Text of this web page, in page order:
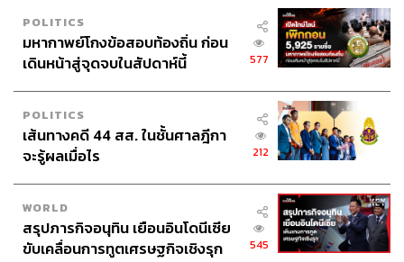
POLITICS
มหากาพย์โกงข้อสอบท้องถิ่น ก่อน
เดินหน้าสู่จุดจบในสัปดาห์นี้
577
POLITICS
เส้นทางคดี 44 สส. ในชั้นศาลฎีกา
จะรู้ผลเมื่อไร
212
WORLD
สรุปภารกิจอนุทิน เยือนอินโดนีเซีย
ขับเคลื่อนการทูตเศรษฐกิจเชิงรุก
545